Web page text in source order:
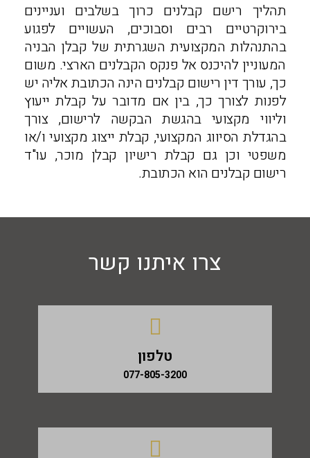
תהליך רישם קבלנים כרוך בשלבים ועניינים
בירוקרטיים רבים וסבוכים, העשויים לפגוע
בהתנהלות המקצועית השגרתית של קבלן הבניה
המעוניין להיכנס אל פנקס הקבלנים הארצי. משום
כך, עורך דין רישום קבלנים הינה הכתובת אליה יש
לפנות לצורך כך, בין אם מדובר על קבלת ייעוץ
וליווי מקצועי בהגשת הבקשה לרישום, צורך
בהגדלת הסיווג המקצועי, קבלת ייצוג מקצועי ו/או
משפטי וכן גם קבלת רישיון קבלן מוכר, עו"ד
רישום קבלנים הוא הכתובת.
צרו איתנו קשר
טלפון
077-805-3200